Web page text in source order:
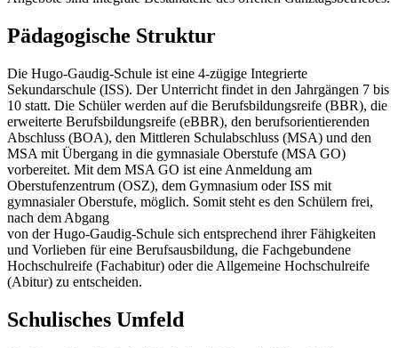
Pädagogische Struktur
Die Hugo-Gaudig-Schule ist eine 4-zügige Integrierte
Sekundarschule (ISS). Der Unterricht findet in den Jahrgängen 7 bis
10 statt. Die Schüler werden auf die Berufsbildungsreife (BBR), die
erweiterte Berufsbildungsreife (eBBR), den berufsorientierenden
Abschluss (BOA), den Mittleren Schulabschluss (MSA) und den
MSA mit Übergang in die gymnasiale Oberstufe (MSA GO)
vorbereitet. Mit dem MSA GO ist eine Anmeldung am
Oberstufenzentrum (OSZ), dem Gymnasium oder ISS mit
gymnasialer Oberstufe, möglich. Somit steht es den Schülern frei,
nach dem Abgang
von der Hugo-Gaudig-Schule sich entsprechend ihrer Fähigkeiten
und Vorlieben für eine Berufsausbildung, die Fachgebundene
Hochschulreife (Fachabitur) oder die Allgemeine Hochschulreife
(Abitur) zu entscheiden.
Schulisches Umfeld